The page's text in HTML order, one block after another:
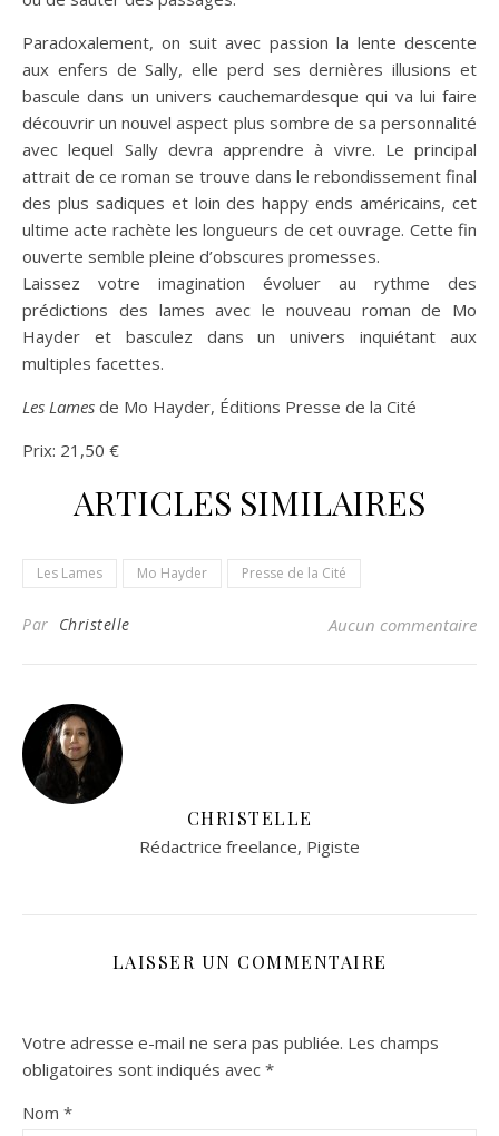
Paradoxalement, on suit avec passion la lente descente
aux enfers de Sally, elle perd ses dernières illusions et
bascule dans un univers cauchemardesque qui va lui faire
découvrir un nouvel aspect plus sombre de sa personnalité
avec lequel Sally devra apprendre à vivre. Le principal
attrait de ce roman se trouve dans le rebondissement final
des plus sadiques et loin des happy ends américains, cet
ultime acte rachète les longueurs de cet ouvrage. Cette fin
ouverte semble pleine d’obscures promesses.
Laissez votre imagination évoluer au rythme des
prédictions des lames avec le nouveau roman de Mo
Hayder et basculez dans un univers inquiétant aux
multiples facettes.
Les Lames de Mo Hayder, Éditions Presse de la Cité
Prix: 21,50 €
ARTICLES SIMILAIRES
Les Lames Mo Hayder Presse de la Cité
Par Christelle Aucun commentaire
CHRISTELLE
Rédactrice freelance, Pigiste
LAISSER UN COMMENTAIRE
Votre adresse e-mail ne sera pas publiée. Les champs
obligatoires sont indiqués avec *
Nom *